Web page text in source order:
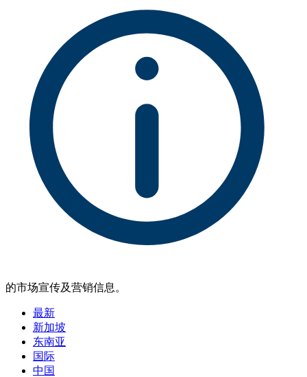
的市场宣传及营销信息。
最新
新加坡
东南亚
国际
中国